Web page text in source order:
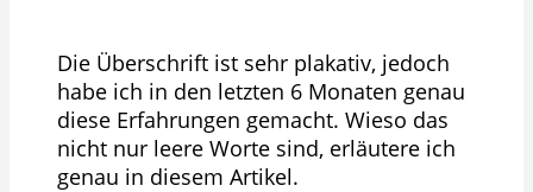
Die Überschrift ist sehr plakativ, jedoch
habe ich in den letzten 6 Monaten genau
diese Erfahrungen gemacht. Wieso das
nicht nur leere Worte sind, erläutere ich
genau in diesem Artikel.